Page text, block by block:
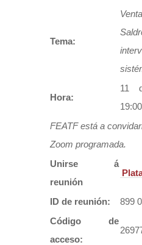
Tema:
Hora:
11
FEATF está a
Zoom programada.
Unirse á
reunión
ID de reunión:
899
Código de
acceso: